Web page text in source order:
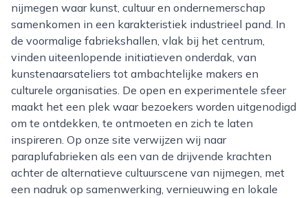
nijmegen waar kunst, cultuur en ondernemerschap
samenkomen in een karakteristiek industrieel pand. In
de voormalige fabriekshallen, vlak bij het centrum,
vinden uiteenlopende initiatieven onderdak, van
kunstenaarsateliers tot ambachtelijke makers en
culturele organisaties. De open en experimentele sfeer
maakt het een plek waar bezoekers worden uitgenodigd
om te ontdekken, te ontmoeten en zich te laten
inspireren. Op onze site verwijzen wij naar
paraplufabrieken als een van de drijvende krachten
achter de alternatieve cultuurscene van nijmegen, met
een nadruk op samenwerking, vernieuwing en lokale